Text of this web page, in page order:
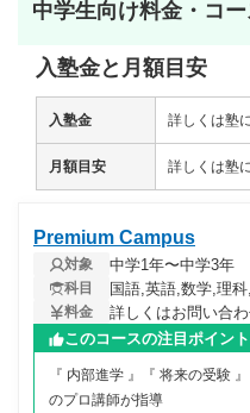
中学生向け料金・コー
入塾金と月額目安
入塾金 詳しくは塾
月額目安 詳しくは塾
Premium Campus
対象 中学1年〜中学3年
科目 国語,英語,数学,理
料金
詳しくはお問い合
このコースの注目ポイント
『 内部進学 』『 将来の受験
のプロ講師が指導